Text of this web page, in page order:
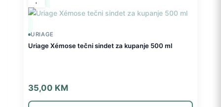
URIAGE
Uriage Xémose tečni sindet za kupanje 500 ml
35,00 KM